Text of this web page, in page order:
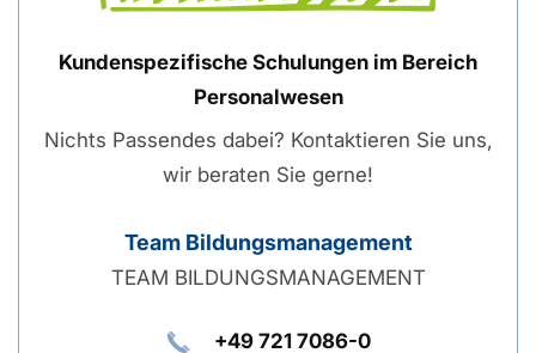
Kundenspezifische Schulungen im Bereich
Personalwesen
Nichts Passendes dabei? Kontaktieren Sie uns,
wir beraten Sie gerne!
Team Bildungsmanagement
TEAM BILDUNGSMANAGEMENT
+49 721 7086-0